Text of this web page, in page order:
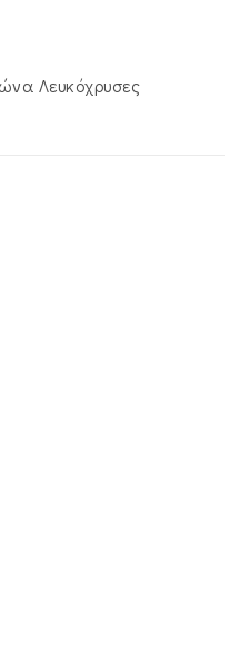
Λευκόχρυσες